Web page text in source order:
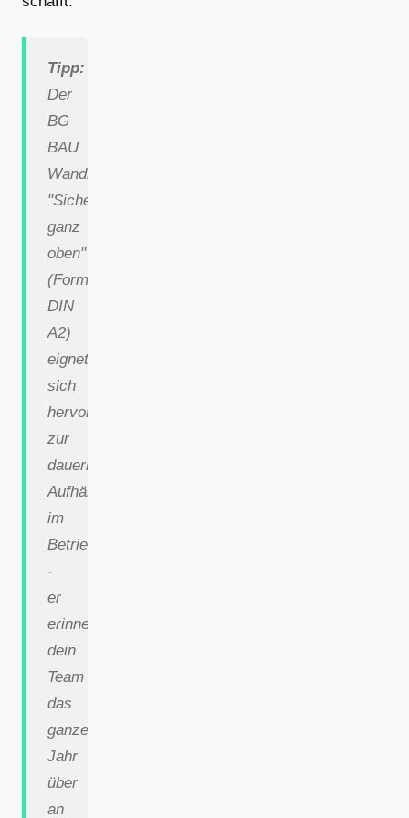
Tipp:
Der
BG
BAU
Wandkalender
"Sicherheit
ganz
oben"
(Format
DIN
A2)
eignet
sich
hervorragend
zur
dauerhaften
Aufhängung
im
Betrieb
-
er
erinnert
dein
Team
das
ganze
Jahr
über
an